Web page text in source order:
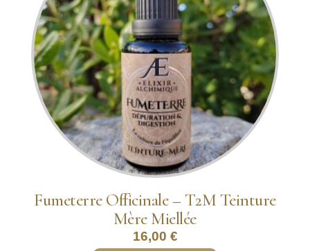
Fumeterre Officinale – T2M Teinture
Mère Miellée
16,00 €